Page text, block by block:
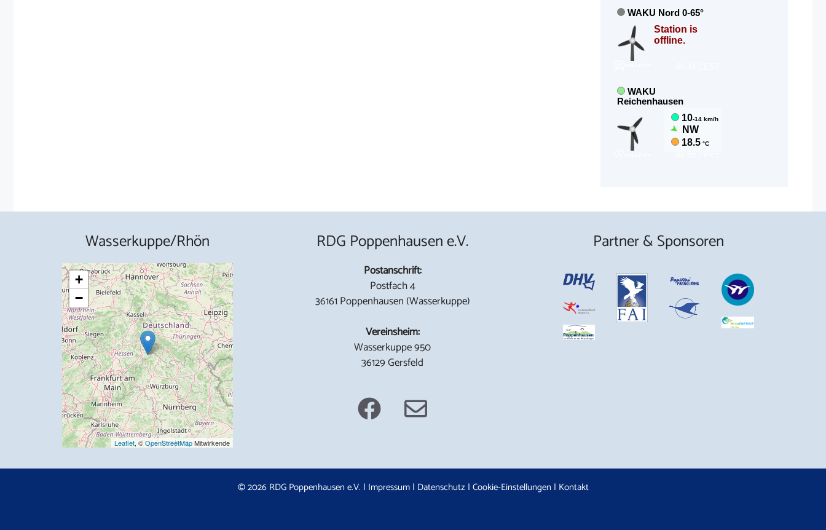
Wasserkuppe/Rhön
+
−
Leaflet, ©OpenStreetMapMitwirkende
RDG Poppenhausen e.V.
Postanschrift:
Postfach 4
36161 Poppenhausen (Wasserkuppe)
Vereinsheim:
Wasserkuppe 950
36129 Gersfeld
Partner & Sponsoren
© 2026 RDG Poppenhausen e.V. | Impressum| Datenschutz | Cookie-Einstellungen | Kontakt